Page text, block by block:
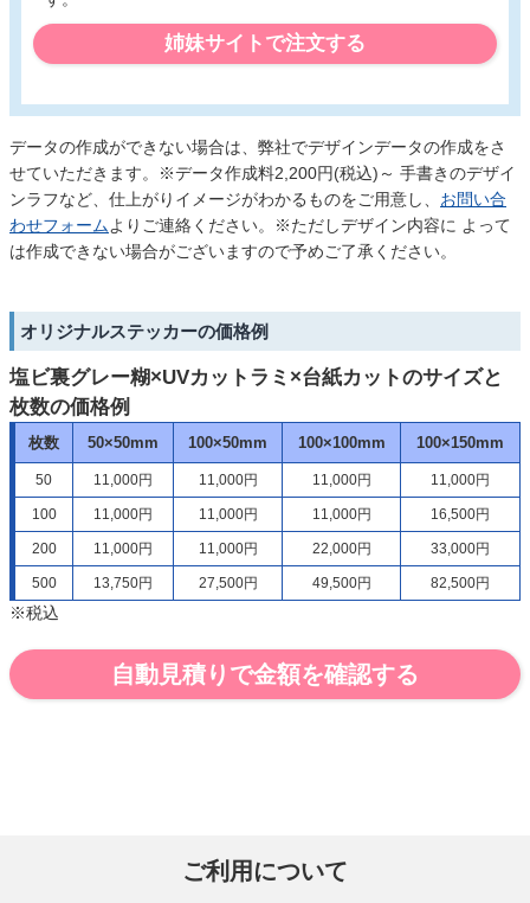
姉妹サイトで注文する
データの作成ができない場合は、弊社でデザインデータの作成をさ
せていただきます。※データ作成料2,200円(税込)～ 手書きのデザイ
ンラフなど、仕上がりイメージがわかるものをご用意し、 お問い合
わせフォームよりご連絡ください。※ただしデザイン内容に よって
は作成できない場合がございますので予めご了承ください。
オリジナルステッカーの価格例
塩ビ裏グレー糊×UVカットラミ×台紙カットのサイズと
枚数の価格例
枚数 50×50mm 100×50mm 100×100mm 100×150mm
50 11,000円 11,000円 11,000円 11,000円
100 11,000円 11,000円 11,000円 16,500円
200 11,000円 11,000円 22,000円 33,000円
500 13,750円 27,500円 49,500円 82,500円
※税込
自動見積りで金額を確認する
ご利用について